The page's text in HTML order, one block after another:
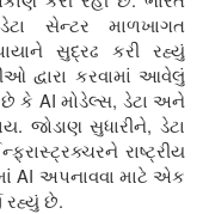
સેન્ટર માળખાગત
સુદ્રઢ કરી રહ્યું
દ્વારા કરવામાં આવેલું
છે કે AI મોડેલ્સ, ડેટા અને
. જોડાણ સુધારીને, ડેટા
રાષ્ટ્રીય
AI અપનાવવા માટે એક
રહ્યું છે.